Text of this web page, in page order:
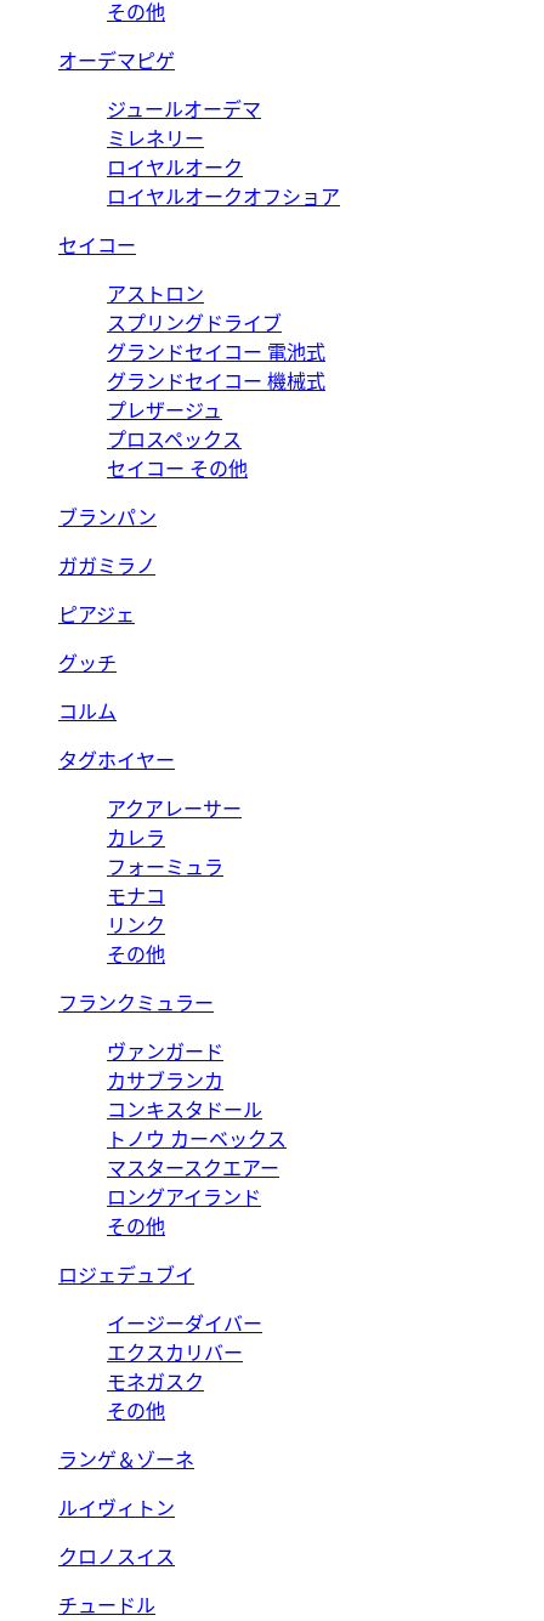
その他
オーデマピゲ
ジュールオーデマ
ミレネリー
ロイヤルオーク
ロイヤルオークオフショア
セイコー
アストロン
スプリングドライブ
グランドセイコー 電池式
グランドセイコー 機械式
プレザージュ
プロスペックス
セイコー その他
ブランパン
ガガミラノ
ピアジェ
グッチ
コルム
タグホイヤー
アクアレーサー
カレラ
フォーミュラ
モナコ
リンク
その他
フランクミュラー
ヴァンガード
カサブランカ
コンキスタドール
トノウ カーベックス
マスタースクエアー
ロングアイランド
その他
ロジェデュブイ
イージーダイバー
エクスカリバー
モネガスク
その他
ランゲ＆ゾーネ
ルイヴィトン
クロノスイス
チュードル